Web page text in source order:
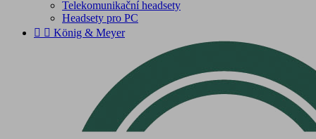
Telekomunikační headsety
Headsety pro PC
  König & Meyer